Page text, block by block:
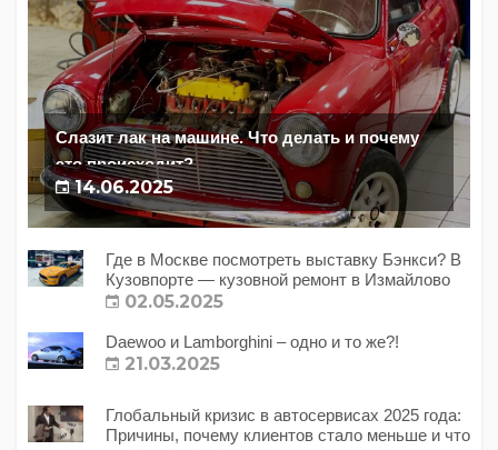
Слазит лак на машине. Что делать и почему
это происходит?
14.06.2025
Где в Москве посмотреть выставку Бэнкси? В
Кузовпорте — кузовной ремонт в Измайлово
02.05.2025
Daewoo и Lamborghini – одно и то же?!
21.03.2025
Глобальный кризис в автосервисах 2025 года:
Причины, почему клиентов стало меньше и что